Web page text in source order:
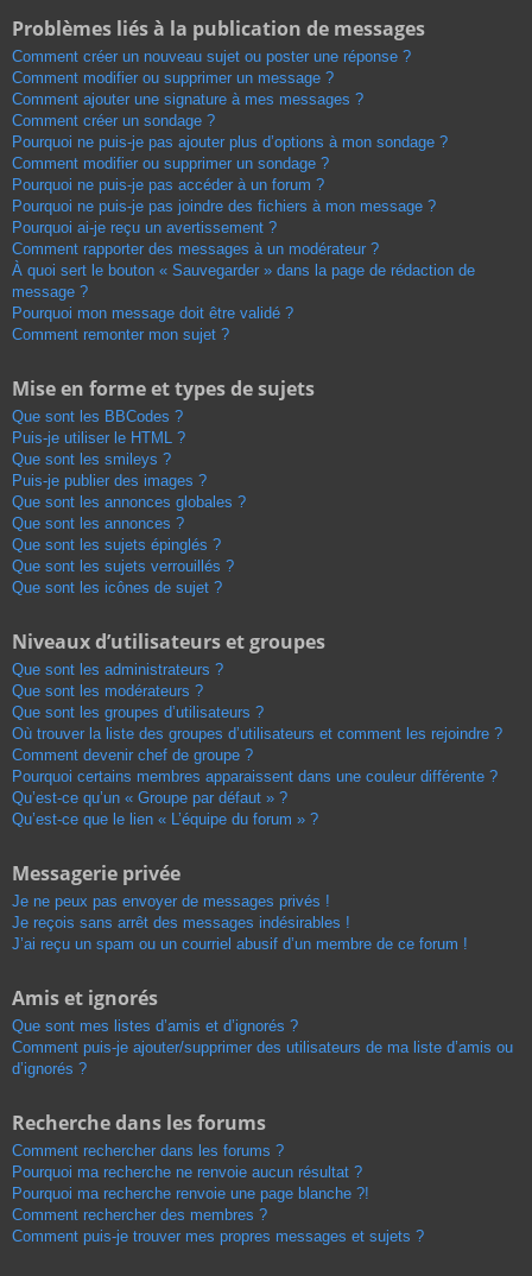
Problèmes liés à la publication de messages
Comment créer un nouveau sujet ou poster une réponse ?
Comment modifier ou supprimer un message ?
Comment ajouter une signature à mes messages ?
Comment créer un sondage ?
Pourquoi ne puis-je pas ajouter plus d’options à mon sondage ?
Comment modifier ou supprimer un sondage ?
Pourquoi ne puis-je pas accéder à un forum ?
Pourquoi ne puis-je pas joindre des fichiers à mon message ?
Pourquoi ai-je reçu un avertissement ?
Comment rapporter des messages à un modérateur ?
À quoi sert le bouton « Sauvegarder » dans la page de rédaction de
message ?
Pourquoi mon message doit être validé ?
Comment remonter mon sujet ?
Mise en forme et types de sujets
Que sont les BBCodes ?
Puis-je utiliser le HTML ?
Que sont les smileys ?
Puis-je publier des images ?
Que sont les annonces globales ?
Que sont les annonces ?
Que sont les sujets épinglés ?
Que sont les sujets verrouillés ?
Que sont les icônes de sujet ?
Niveaux d’utilisateurs et groupes
Que sont les administrateurs ?
Que sont les modérateurs ?
Que sont les groupes d’utilisateurs ?
Où trouver la liste des groupes d’utilisateurs et comment les rejoindre ?
Comment devenir chef de groupe ?
Pourquoi certains membres apparaissent dans une couleur différente ?
Qu’est-ce qu’un « Groupe par défaut » ?
Qu’est-ce que le lien « L’équipe du forum » ?
Messagerie privée
Je ne peux pas envoyer de messages privés !
Je reçois sans arrêt des messages indésirables !
J’ai reçu un spam ou un courriel abusif d’un membre de ce forum !
Amis et ignorés
Que sont mes listes d’amis et d’ignorés ?
Comment puis-je ajouter/supprimer des utilisateurs de ma liste d’amis ou
d’ignorés ?
Recherche dans les forums
Comment rechercher dans les forums ?
Pourquoi ma recherche ne renvoie aucun résultat ?
Pourquoi ma recherche renvoie une page blanche ?!
Comment rechercher des membres ?
Comment puis-je trouver mes propres messages et sujets ?